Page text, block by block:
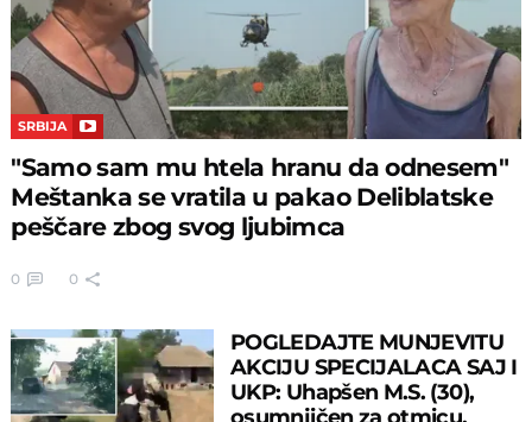
SRBIJA
"Samo sam mu htela hranu da odnesem"
Meštanka se vratila u pakao Deliblatske
peščare zbog svog ljubimca
0 0
POGLEDAJTE MUNJEVITU
AKCIJU SPECIJALACA SAJ I
UKP: Uhapšen M.S. (30),
osumnjičen za otmicu,